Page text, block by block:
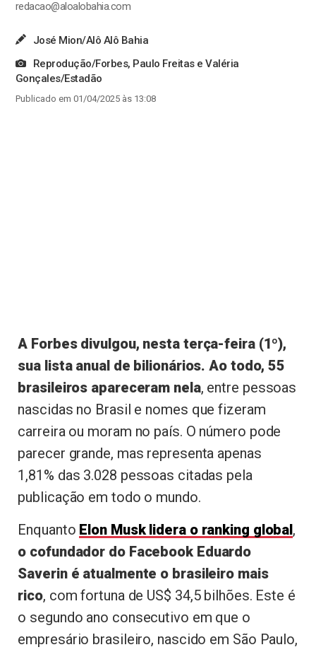
redacao@aloalobahia.com
José Mion/Alô Alô Bahia
Reprodução/Forbes, Paulo Freitas e Valéria
Gonçales/Estadão
Publicado em 01/04/2025 às 13:08
A Forbes divulgou, nesta terça-feira (1º),
sua lista anual de bilionários. Ao todo, 55
brasileiros apareceram nela, entre pessoas
nascidas no Brasil e nomes que fizeram
carreira ou moram no país. O número pode
parecer grande, mas representa apenas
1,81% das 3.028 pessoas citadas pela
publicação em todo o mundo.
Enquanto Elon Musk lidera o ranking global,
o cofundador do Facebook Eduardo
Saverin é atualmente o brasileiro mais
rico, com fortuna de US$ 34,5 bilhões. Este é
o segundo ano consecutivo em que o
empresário brasileiro, nascido em São Paulo,